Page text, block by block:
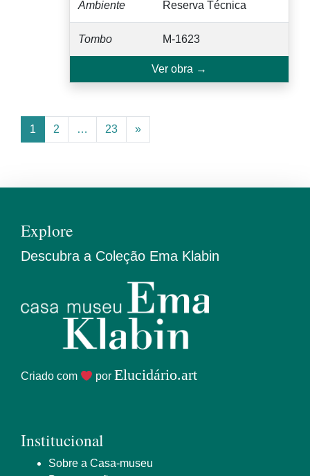
Ambiente Reserva Técnica
Tombo M-1623
Ver obra →
1 2 … 23 »
Explore
Descubra a Coleção Ema Klabin
Criado com por Elucidário.art
Institucional
Sobre a Casa-museu